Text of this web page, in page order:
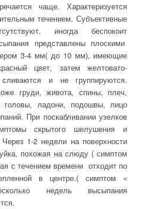
чаще. Характеризуется
течением. Субъективные
иногда беспокоит
представлены плоскими
3-4 мм( до 10 мм), имеющие
цвет, затем желтовато-
и не группируются.
груди, живота, спины, плеч,
головы, ладони, подошвы, лицо
При поскабливании узелков
скрытого шелушения и
Через 1-2 недели на поверхности
похожая на слюду ( симптом
с течением времени отходит по
в центре.( симптом «
недель высыпания